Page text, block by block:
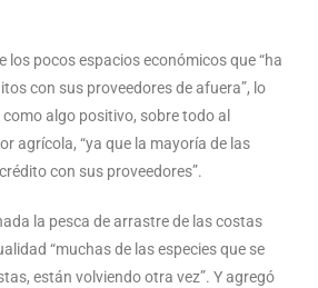
los pocos espacios económicos que “ha
con sus proveedores de afuera”, lo
algo positivo, sobre todo al
agrícola, “ya que la mayoría de las
con sus proveedores”.
la pesca de arrastre de las costas
“muchas de las especies que se
están volviendo otra vez”. Y agregó